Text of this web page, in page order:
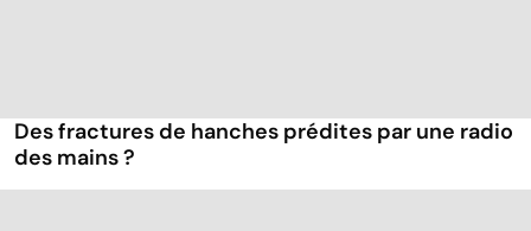
Des fractures de hanches prédites par une radio
des mains ?